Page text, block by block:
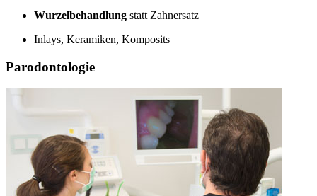
Wurzelbehandlung statt Zahnersatz
Inlays, Keramiken, Komposits
Parodontologie